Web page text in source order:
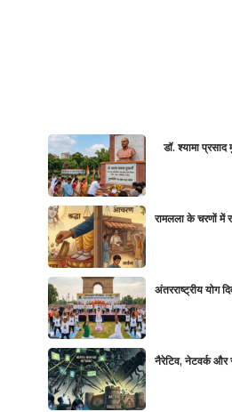
डॉ. श्यामा
रामलला के चरणों में
अंतरराष्ट्रीय योग
नैरेटिव, नेटवर्क और